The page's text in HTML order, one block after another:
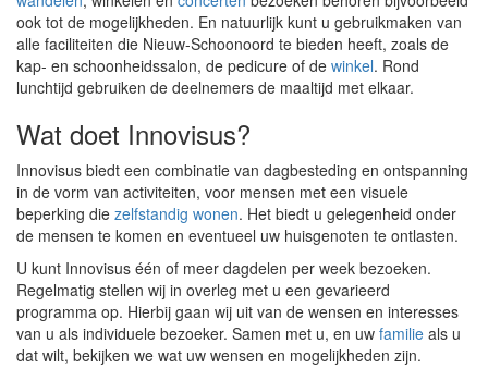
ook tot de mogelijkheden. En natuurlijk kunt u gebruikmaken van
alle faciliteiten die Nieuw-Schoonoord te bieden heeft, zoals de
kap- en schoonheidssalon, de pedicure of de winkel. Rond
lunchtijd gebruiken de deelnemers de maaltijd met elkaar.
Wat doet Innovisus?
Innovisus biedt een combinatie van dagbesteding en ontspanning
in de vorm van activiteiten, voor mensen met een visuele
beperking die zelfstandig wonen. Het biedt u gelegenheid onder
de mensen te komen en eventueel uw huisgenoten te ontlasten.
U kunt Innovisus één of meer dagdelen per week bezoeken.
Regelmatig stellen wij in overleg met u een gevarieerd
programma op. Hierbij gaan wij uit van de wensen en interesses
van u als individuele bezoeker. Samen met u, en uw familie als u
dat wilt, bekijken we wat uw wensen en mogelijkheden zijn.